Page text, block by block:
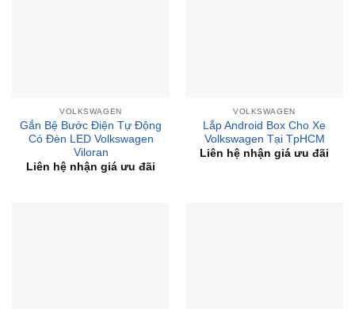
VOLKSWAGEN
Gắn Bệ Bước Điện Tự Động
Có Đèn LED Volkswagen
Viloran
Liên hệ nhận giá ưu đãi
VOLKSWAGEN
Lắp Android Box Cho Xe
Volkswagen Tại TpHCM
Liên hệ nhận giá ưu đãi